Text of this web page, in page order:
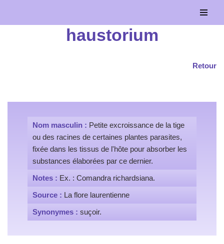
Aller
haustorium
Retour
Nom masculin : Petite excroissance de la tige
ou des racines de certaines plantes parasites,
fixée dans les tissus de l'hôte pour absorber les
substances élaborées par ce dernier.
Notes : Ex. : Comandra richardsiana.
Source : La flore laurentienne
Synonymes : suçoir.